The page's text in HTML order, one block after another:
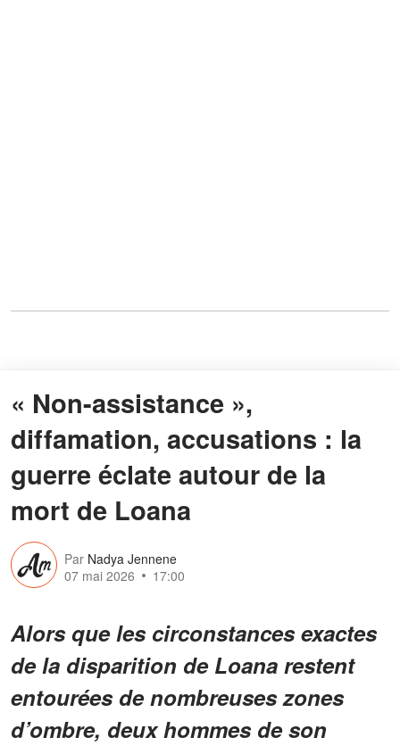
« Non-assistance »,
diffamation, accusations : la
guerre éclate autour de la
mort de Loana
Par Nadya Jennene
07 mai 2026
17:00
Alors que les circonstances exactes
de la disparition de Loana restent
entourées de nombreuses zones
d’ombre, deux hommes de son